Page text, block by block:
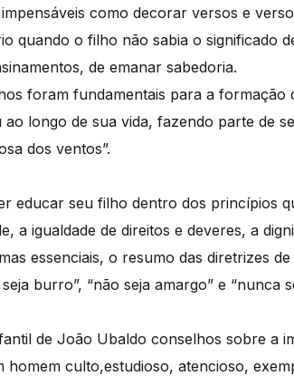
como decorar versos e
quando o filho não sabia o significado
de emanar sabedoria.
foram fundamentais para a formação
longo de sua vida, fazendo parte de
dos ventos”.
educar seu filho dentro dos princípios
a igualdade de direitos e deveres, a
essenciais, o resumo das diretrizes
burro”, “não seja amargo” e “nunca
de João Ubaldo conselhos sobre a
homem culto,estudioso, atencioso,